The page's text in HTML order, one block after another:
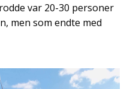
var 20-30 personer
men som endte med